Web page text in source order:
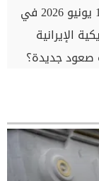
سعر الدولار اليوم السبت 13 يونيو 2026 في
الإيرانية
صعود جديدة؟